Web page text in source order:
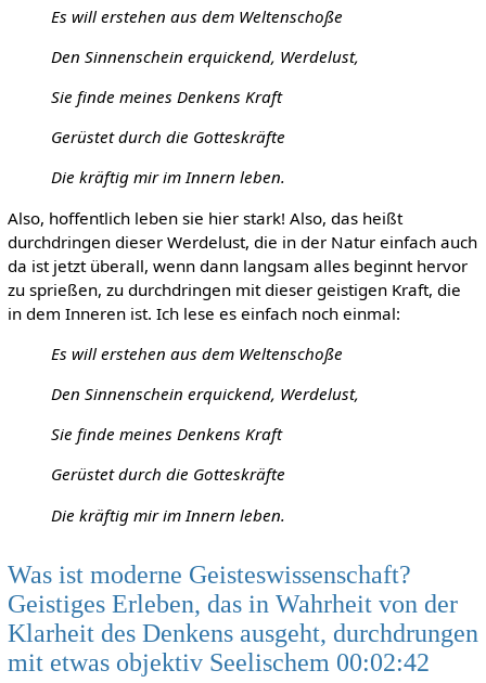
Es will erstehen aus dem Weltenschoße
Den Sinnenschein erquickend, Werdelust,
Sie finde meines Denkens Kraft
Gerüstet durch die Gotteskräfte
Die kräftig mir im Innern leben.
Also, hoffentlich leben sie hier stark! Also, das heißt
durchdringen dieser Werdelust, die in der Natur einfach auch
da ist jetzt überall, wenn dann langsam alles beginnt hervor
zu sprießen, zu durchdringen mit dieser geistigen Kraft, die
in dem Inneren ist. Ich lese es einfach noch einmal:
Es will erstehen aus dem Weltenschoße
Den Sinnenschein erquickend, Werdelust,
Sie finde meines Denkens Kraft
Gerüstet durch die Gotteskräfte
Die kräftig mir im Innern leben.
Was ist moderne Geisteswissenschaft?
Geistiges Erleben, das in Wahrheit von der
Klarheit des Denkens ausgeht, durchdrungen
mit etwas objektiv Seelischem 00:02:42